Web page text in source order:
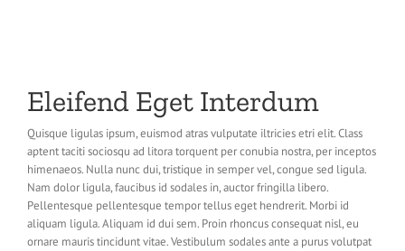
Eleifend Eget Interdum
Quisque ligulas ipsum, euismod atras vulputate iltricies etri elit. Class
aptent taciti sociosqu ad litora torquent per conubia nostra, per inceptos
himenaeos. Nulla nunc dui, tristique in semper vel, congue sed ligula.
Nam dolor ligula, faucibus id sodales in, auctor fringilla libero.
Pellentesque pellentesque tempor tellus eget hendrerit. Morbi id
aliquam ligula. Aliquam id dui sem. Proin rhoncus consequat nisl, eu
ornare mauris tincidunt vitae. Vestibulum sodales ante a purus volutpat